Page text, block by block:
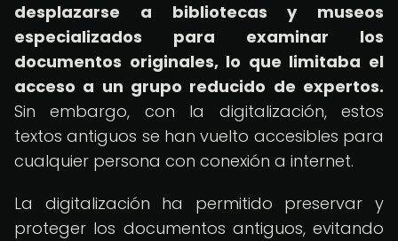
desplazarse a bibliotecas y museos
especializados para examinar los
documentos originales, lo que limitaba el
acceso a un grupo reducido de expertos.
Sin embargo, con la digitalización, estos
textos antiguos se han vuelto accesibles para
cualquier persona con conexión a internet.
La digitalización ha permitido preservar y
proteger los documentos antiguos, evitando